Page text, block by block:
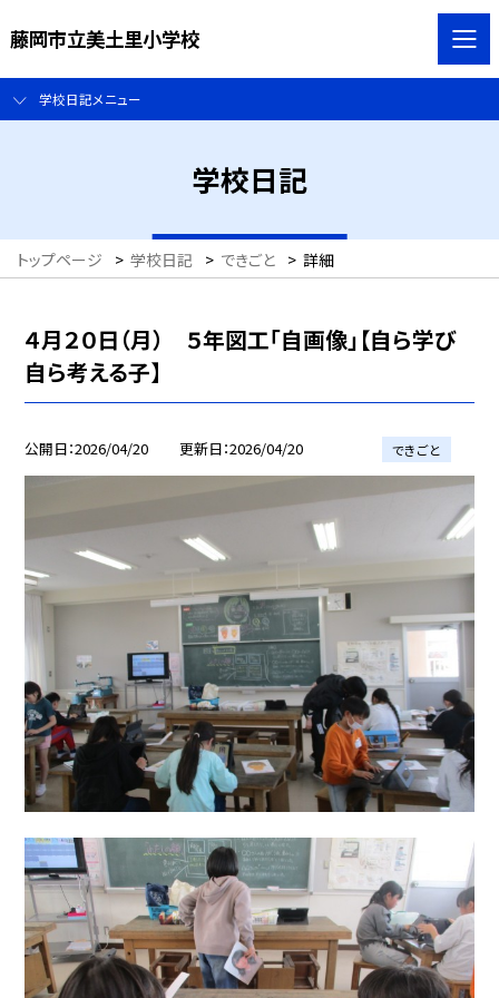
藤岡市立美土里小学校
学校日記メニュー
学校日記
トップページ > 学校日記 > できごと > 詳細
４月２０日（月） ５年図工「自画像」【自ら学び
自ら考える子】
公開日 2026/04/20 更新日 2026/04/20 できごと